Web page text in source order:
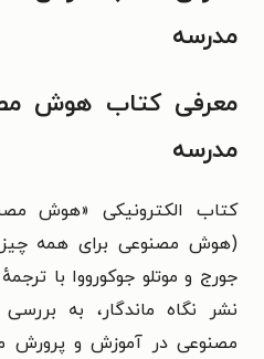
مدرسه
معرفی کتاب هوش
مدرسه
کتاب الکترونیکی «هوش
(هوش مصنوعی برای همه
جورج و موتلو جوکورووا با
نشر نگاه ماندگار، به
مصنوعی در آموزش و پرورش